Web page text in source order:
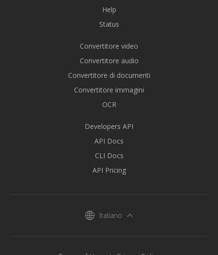
Help
Status
Convertitore video
Convertitore audio
Convertitore di documenti
Convertitore immagini
OCR
Developers API
API Docs
CLI Docs
API Pricing
Italiano